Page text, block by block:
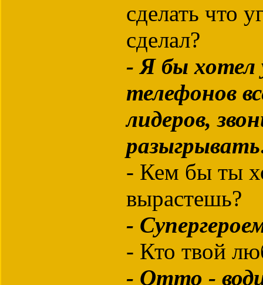
сделать что
сделал?
- Я бы хотел
телефонов
лидеров,
- Кем бы ты
вырастешь?
-
- Кто твой
- Отто -